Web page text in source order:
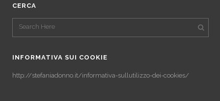
CERCA
INFORMATIVA SUI COOKIE
http://stefaniadonno.it/informativa-sullutilizzo-dei-cookies/